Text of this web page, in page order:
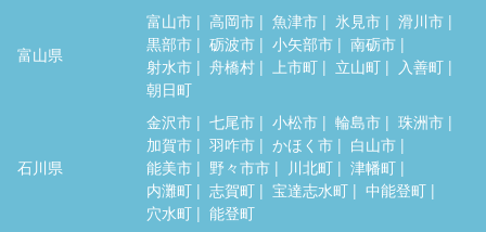
富山県
富山市 高岡市 魚津市 氷見市
滑川市
黒部市
砺波市 小矢部市
南砺市
射水市
舟橋村 上市町 立山町
入善町
朝日町
石川県
金沢市 七尾市 小松市 輪島市
珠洲市
加賀市
羽咋市 かほく市
白山市
能美市
野々市市 川北町
津幡町
内灘町
志賀町 宝達志水町
中能登町
穴水町
能登町